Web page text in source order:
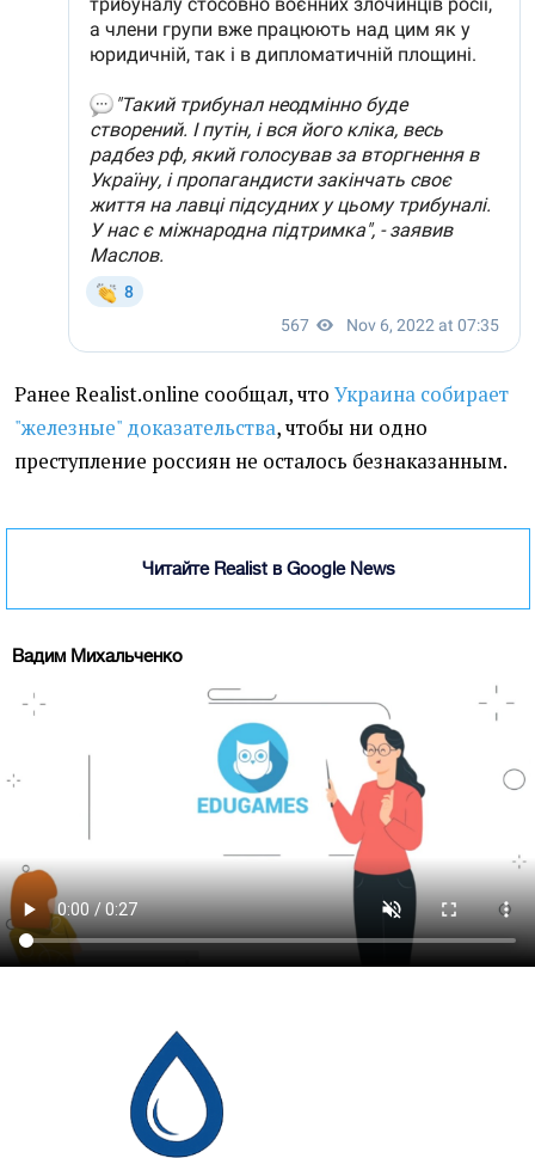
Ранее Realist.online сообщал, что Украина собирает
"железные" доказательства, чтобы ни одно
преступление россиян не осталось безнаказанным.
Читайте Realist в Google News
Вадим Михальченко